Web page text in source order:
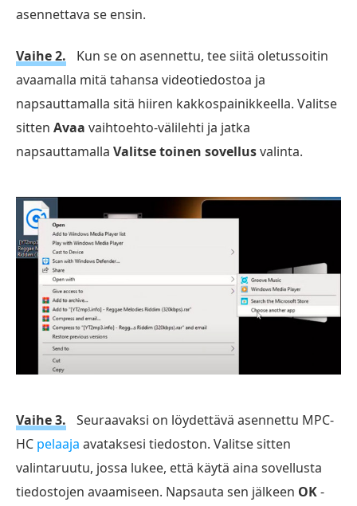
asennettava se ensin.
Vaihe 2.
Kun se on asennettu, tee siitä oletussoitin
avaamalla mitä tahansa videotiedostoa ja
napsauttamalla sitä hiiren kakkospainikkeella. Valitse
sitten Avaa vaihtoehto-välilehti ja jatka
napsauttamalla Valitse toinen sovellusvalinta.
Vaihe 3.
Seuraavaksi on löydettävä asennettu MPC-
HC pelaaja avataksesi tiedoston. Valitse sitten
valintaruutu, jossa lukee, että käytä aina sovellusta
tiedostojen avaamiseen. Napsauta sen jälkeen OK-